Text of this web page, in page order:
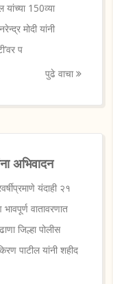
150व्या
मोदी यांनी
प
पुढे वाचा
अभिवादन
यंदाही २१
वातावरणात
जिल्हा पोलीस
पाटील यांनी शहीद